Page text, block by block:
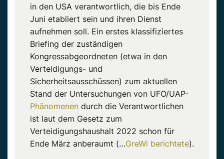
in den USA verantwortlich, die bis Ende
Juni etabliert sein und ihren Dienst
aufnehmen soll. Ein erstes klassifiziertes
Briefing der zuständigen
Kongressabgeordneten (etwa in den
Verteidigungs- und
Sicherheitsausschüssen) zum aktuellen
Stand der Untersuchungen von UFO/UAP-
Phänomenen durch die Verantwortlichen
ist laut dem Gesetz zum
Verteidigungshaushalt 2022 schon für
Ende März anberaumt (…GreWi berichtete).